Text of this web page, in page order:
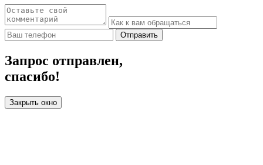
Отправить
Запрос отправлен,
спасибо!
Закрыть окно